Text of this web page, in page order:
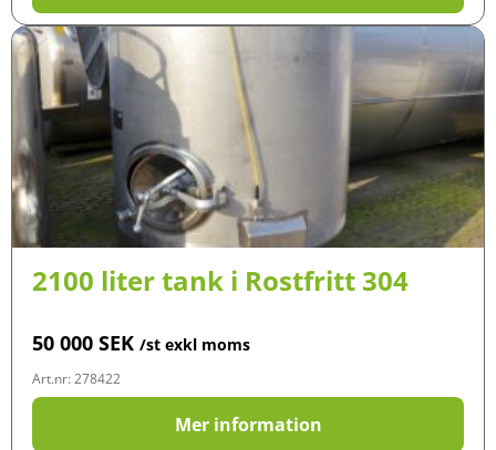
2100 liter tank i Rostfritt 304
50 000 SEK /st exkl moms
Art.nr: 278422
Mer information